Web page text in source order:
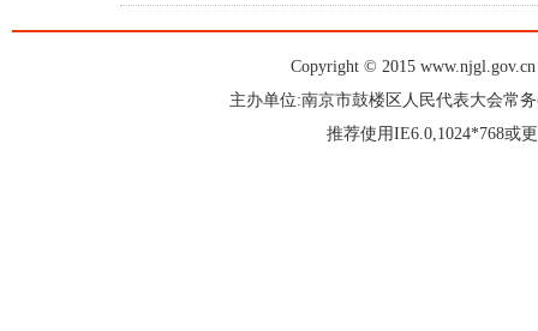
Copyright © 2015 www.njgl.gov.cn
主办单位:南京市鼓楼区人民代表大会常
推荐使用IE6.0,1024*768或